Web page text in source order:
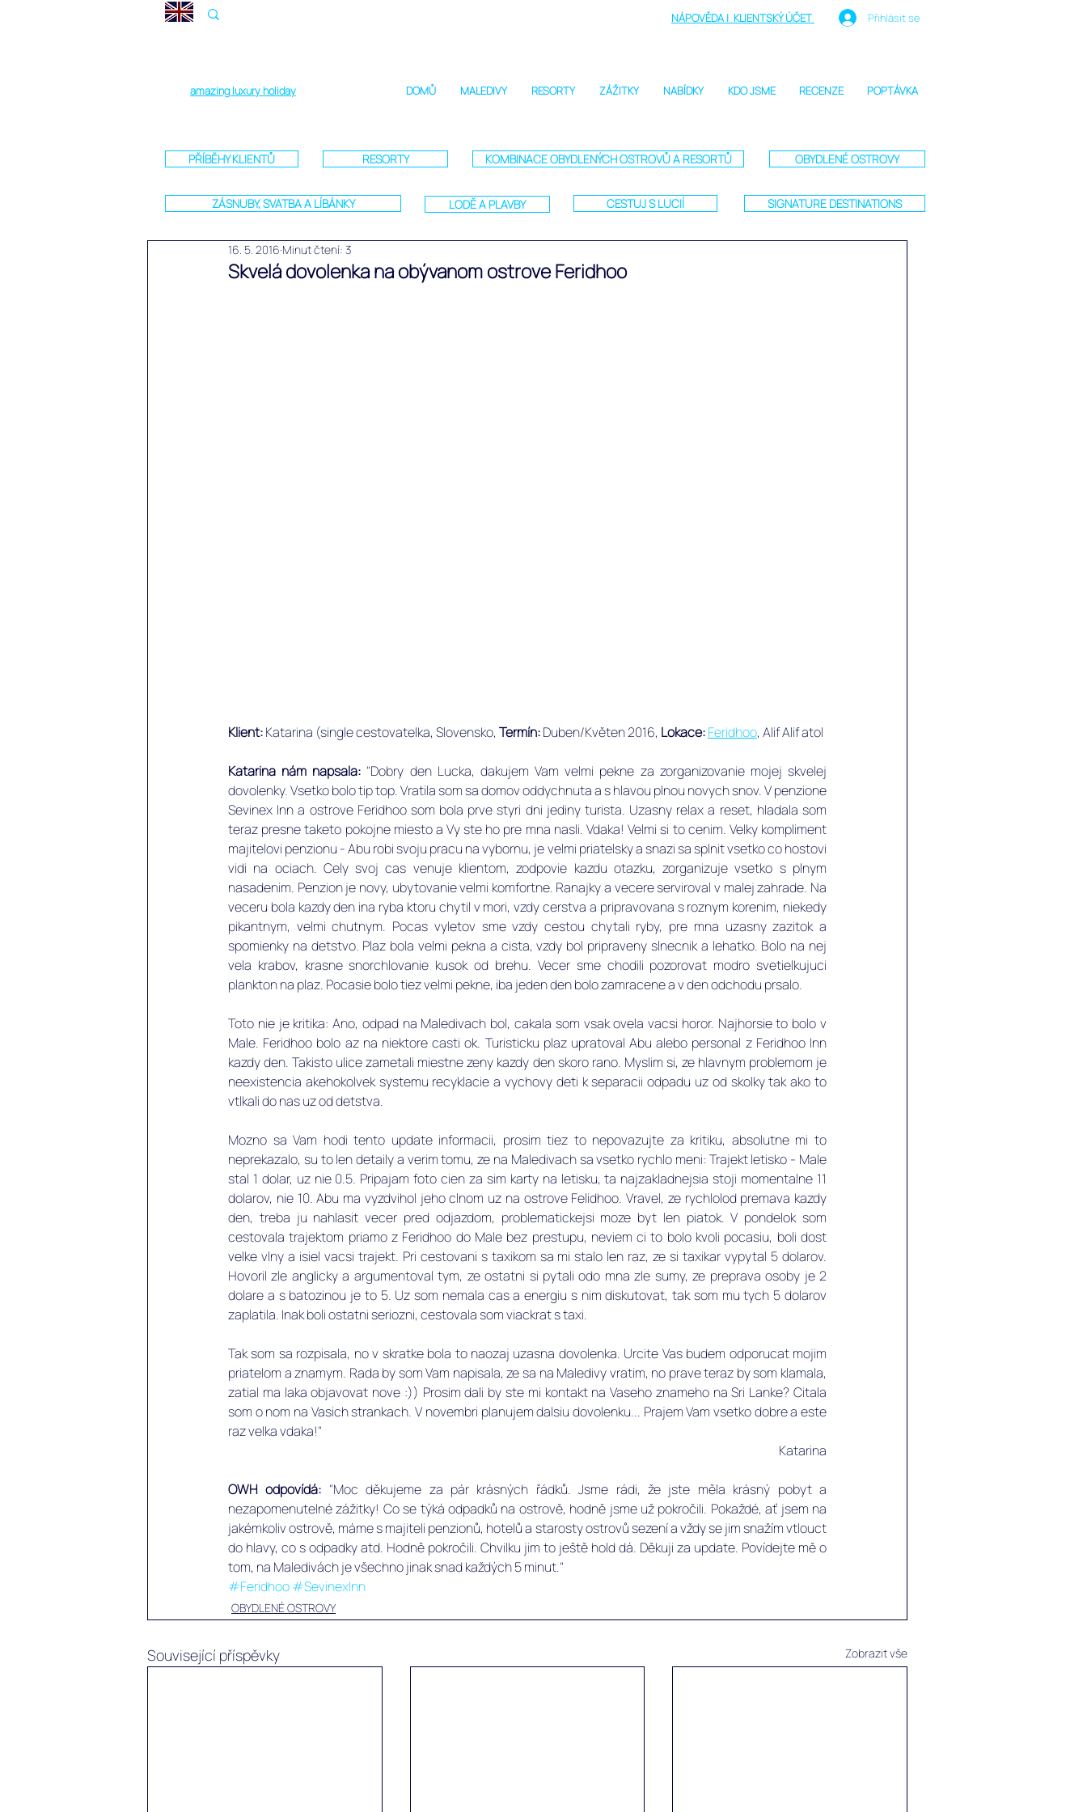
DOMŮ MALEDIVY RESORTY ZÁŽITKY NABÍDKY KDO JSME RECENZE POPTÁVKA
Přihlásit se
NÁPOVĚDA | KLIENTSKÝ ÚČET
amazing luxury holiday
PŘÍBĚHY KLIENTŮ RESORTY KOMBINACE OBYDLENÝCH OSTROVŮ A RESORTŮ
ZÁSNUBY, SVATBA A LÍBÁNKY LODĚ A PLAVBY CESTUJ S LUCIÍ
OBYDLENÉ OSTROVY
SIGNATURE DESTINATIONS
Skvelá dovolenka na obývanom ostrove Feridhoo
16. 5. 2016 Minut čtení: 3
Klient: Katarina (single cestovatelka, Slovensko, ﻿ Termín: Duben/Květen 2016, Lokace: Feridhoo, Alif Alif atol
Katarina nám napsala: "Dobry den Lucka, dakujem Vam velmi pekne za zorganizovanie mojej skvelej
dovolenky. Vsetko bolo tip top. Vratila som sa domov oddychnuta a s hlavou plnou novych snov. V penzione
Sevinex Inn a ostrove Feridhoo som bola prve styri dni jediny turista. Uzasny relax a reset, hladala som
teraz presne taketo pokojne miesto a Vy ste ho pre mna nasli. Vdaka! Velmi si to cenim. Velky kompliment
majitelovi penzionu - Abu robi svoju pracu na vybornu, je velmi priatelsky a snazi sa splnit vsetko co hostovi
vidi na ociach. Cely svoj cas venuje klientom, zodpovie kazdu otazku, zorganizuje vsetko s plnym
nasadenim. Penzion je novy, ubytovanie velmi komfortne. Ranajky a vecere serviroval v malej zahrade. Na
veceru bola kazdy den ina ryba ktoru chytil v mori, vzdy cerstva a pripravovana s roznym korenim, niekedy
pikantnym, velmi chutnym. Pocas vyletov sme vzdy cestou chytali ryby, pre mna uzasny zazitok a
spomienky na detstvo. Plaz bola velmi pekna a cista, vzdy bol pripraveny slnecnik a lehatko. Bolo na nej
vela krabov, krasne snorchlovanie kusok od brehu. Vecer sme chodili pozorovat modro svetielkujuci
plankton na plaz. Pocasie bolo tiez velmi pekne, iba jeden den bolo zamracene a v den odchodu prsalo.
Toto nie je kritika: Ano, odpad na Maledivach bol, cakala som vsak ovela vacsi horor. Najhorsie to bolo v
Male. Feridhoo bolo az na niektore casti ok. Turisticku plaz upratoval Abu alebo personal z Feridhoo Inn
kazdy den. Takisto ulice zametali miestne zeny kazdy den skoro rano. Myslim si, ze hlavnym problemom je
neexistencia akehokolvek systemu recyklacie a vychovy deti k separacii odpadu uz od skolky tak ako to
vtlkali do nas uz od detstva. ​
Mozno sa Vam hodi tento update informacii, prosim tiez to nepovazujte za kritiku, absolutne mi to
neprekazalo, su to len detaily a verim tomu, ze na Maledivach sa vsetko rychlo meni: Trajekt letisko - Male
stal 1 dolar, uz nie 0.5. Pripajam foto cien za sim karty na letisku, ta najzakladnejsia stoji momentalne 11
dolarov, nie 10. Abu ma vyzdvihol jeho clnom uz na ostrove Felidhoo. Vravel, ze rychlolod premava kazdy
den, treba ju nahlasit vecer pred odjazdom, problematickejsi moze byt len piatok. V pondelok som
cestovala trajektom priamo z Feridhoo do Male bez prestupu, neviem ci to bolo kvoli pocasiu, boli dost
velke vlny a isiel vacsi trajekt. Pri cestovani s taxikom sa mi stalo len raz, ze si taxikar vypytal 5 dolarov.
Hovoril zle anglicky a argumentoval tym, ze ostatni si pytali odo mna zle sumy, ze preprava osoby je 2
dolare a s batozinou je to 5. Uz som nemala cas a energiu s nim diskutovat, tak som mu tych 5 dolarov
zaplatila. Inak boli ostatni seriozni, cestovala som viackrat s taxi.
Tak som sa rozpisala, no v skratke bola to naozaj uzasna dovolenka. Urcite Vas budem odporucat mojim
priatelom a znamym. Rada by som Vam napisala, ze sa na Maledivy vratim, no prave teraz by som klamala,
zatial ma laka objavovat nove :)) Prosim dali by ste mi kontakt na Vaseho znameho na Sri Lanke? Citala
som o nom na Vasich strankach. V novembri planujem dalsiu dovolenku... Prajem Vam vsetko dobre a este
raz velka vdaka!"
Katarina
OWH odpovídá: "Moc děkujeme za pár krásných řádků. Jsme rádi, že jste měla krásný pobyt a
nezapomenutelné zážitky! Co se týká odpadků na ostrově, hodně jsme už pokročili. Pokaždé, ať jsem na
jakémkoliv ostrově, máme s majiteli penzionů, hotelů a starosty ostrovů sezení a vždy se jim snažím vtlouct
do hlavy, co s odpadky atd. Hodně pokročili. Chvilku jim to ještě hold dá. Děkuji za update. Povídejte mě o
tom, na Maledivách je všechno jinak snad každých 5 minut."
#Feridhoo#SevinexInn
OBYDLENÉ OSTROVY
Související příspěvky Zobrazit vše